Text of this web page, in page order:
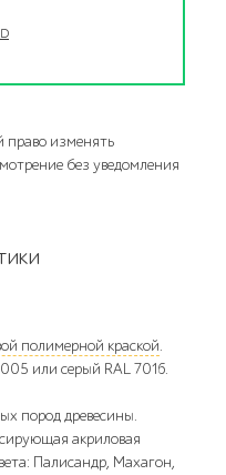
право изменять
без уведомления
полимерной краской.
или серый RAL 7016.
пород древесины.
акриловая
Палисандр, Махагон,